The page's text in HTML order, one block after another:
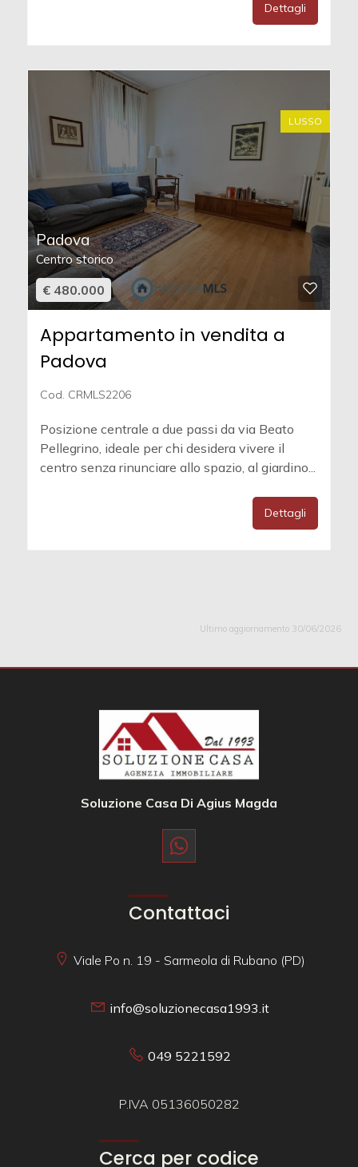
Dettagli
LUSSO
Padova
Centro storico
€ 480.000
Appartamento in vendita a
Padova
Cod. CRMLS2206
Posizione centrale a due passi da via Beato
Pellegrino, ideale per chi desidera vivere il
centro senza rinunciare allo spazio, al giardino...
Dettagli
Ultimo aggiornamento 30/06/2026
Soluzione Casa Di Agius Magda
Contattaci
Viale Po n. 19 - Sarmeola di Rubano (PD)
info@soluzionecasa1993.it
049 5221592
P.IVA 05136050282
Cerca per codice